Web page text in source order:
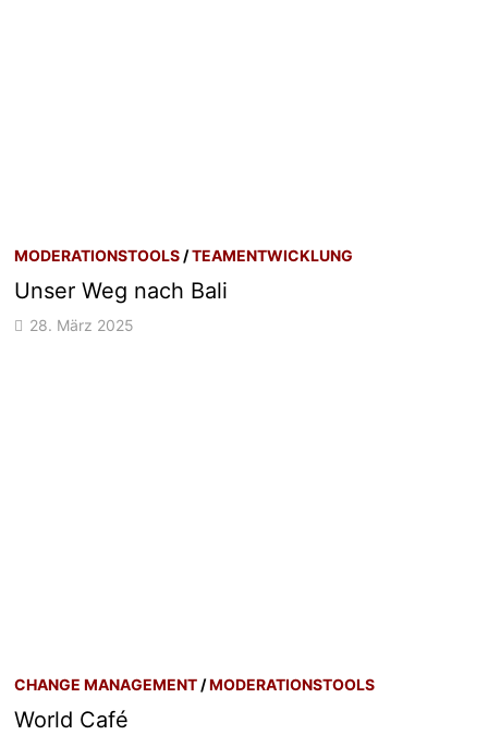
MODERATIONSTOOLS /TEAMENTWICKLUNG
Unser Weg nach Bali
28. März 2025
CHANGE MANAGEMENT /MODERATIONSTOOLS
World Café